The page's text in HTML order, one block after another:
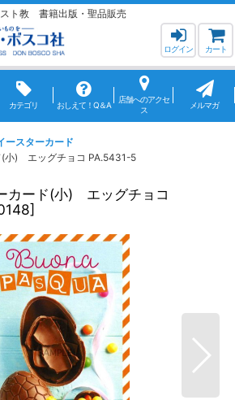
ト教 書籍出版・聖品販売
ログイン カート
カテゴリ おしえて！Q＆A
店舗へのアクセ
ス
メルマガ
ースターカード
(小) エッグチョコ PA.5431-5
カード(小) エッグチョコ
]